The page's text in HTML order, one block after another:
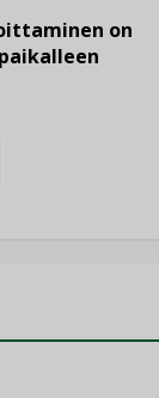
on